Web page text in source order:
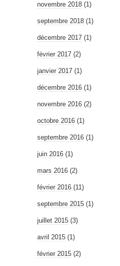
novembre 2018 (1)
septembre 2018 (1)
décembre 2017 (1)
février 2017 (2)
janvier 2017 (1)
décembre 2016 (1)
novembre 2016 (2)
octobre 2016 (1)
septembre 2016 (1)
juin 2016 (1)
mars 2016 (2)
février 2016 (11)
septembre 2015 (1)
juillet 2015 (3)
avril 2015 (1)
février 2015 (2)